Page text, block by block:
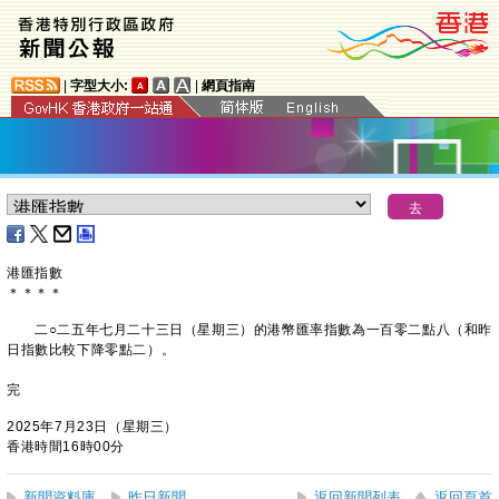
字型大小: 網頁指南
港匯指數
＊ ＊ ＊ ＊
二○二五年七月二十三日（星期三）的港幣匯率指數為一百零二點八（和昨
日指數比較下降零點二）。
完
2025年7月23日（星期三）
香港時間16時00分